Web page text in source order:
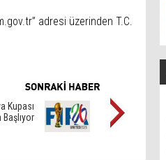
adresi üzerinden T.C.
Kupası
Başlıyor